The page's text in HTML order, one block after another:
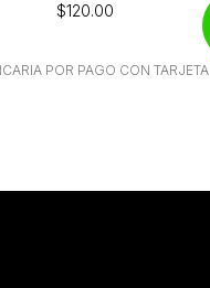
$120.00
POR PAGO CON TARJETA